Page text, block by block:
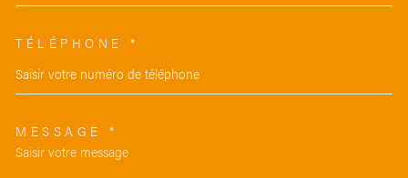
TÉLÉPHONE *
MESSAGE *